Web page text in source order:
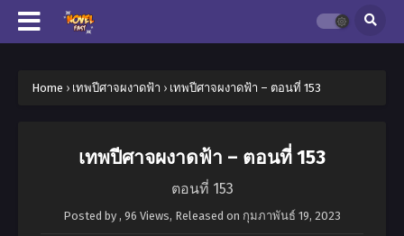
Home › เทพปีศาจผงาดฟ้า › เทพปีศาจผงาดฟ้า – ตอนที่ 153
เทพปีศาจผงาดฟ้า – ตอนที่ 153
ตอนที่ 153
Posted by , 96 Views, Released on กุมภาพันธ์ 19, 2023